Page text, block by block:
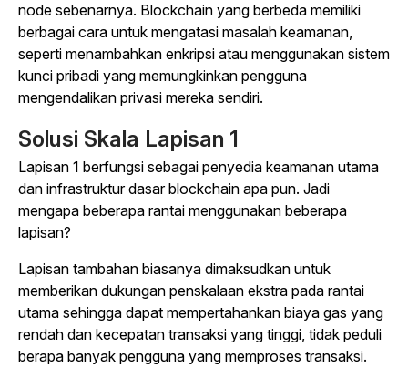
node sebenarnya. Blockchain yang berbeda memiliki
berbagai cara untuk mengatasi masalah keamanan,
seperti menambahkan enkripsi atau menggunakan sistem
kunci pribadi yang memungkinkan pengguna
mengendalikan privasi mereka sendiri.
Solusi Skala Lapisan 1
Lapisan 1 berfungsi sebagai penyedia keamanan utama
dan infrastruktur dasar blockchain apa pun. Jadi
mengapa beberapa rantai menggunakan beberapa
lapisan?
Lapisan tambahan biasanya dimaksudkan untuk
memberikan dukungan penskalaan ekstra pada rantai
utama sehingga dapat mempertahankan biaya gas yang
rendah dan kecepatan transaksi yang tinggi, tidak peduli
berapa banyak pengguna yang memproses transaksi.